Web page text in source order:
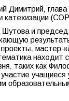
Димитрий,
катехизации
и
проекты,
таких как